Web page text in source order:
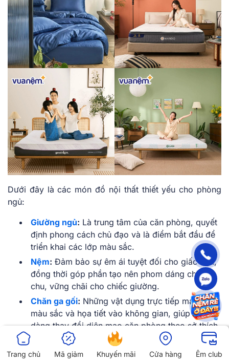
Dưới đây là các món đồ nội thất thiết yếu cho phòng
ngủ:
Giường ngủ: Là trung tâm của căn phòng, quyết
định phong cách chủ đạo và là điểm bắt đầu để
triển khai các lớp màu sắc.
Nệm: Đảm bảo sự êm ái tuyệt đối cho giấc ngủ,
đồng thời góp phần tạo nên phom dáng chỉn
chu, vững chãi cho chiếc giường.
Chăn ga gối: Những vật dụng trực tiếp mang
màu sắc và họa tiết vào không gian, giúp bạn dễ
dàng thay đổi diện mạo căn phòng theo sở thích.
Tủ quần áo:
Món đồ có kích thước lớn, cần chọn
màu sắc đồng nhất với giường để tạo cảm giác
Trang chủ Mã giảm Khuyến mãi Cửa hàng Êm club